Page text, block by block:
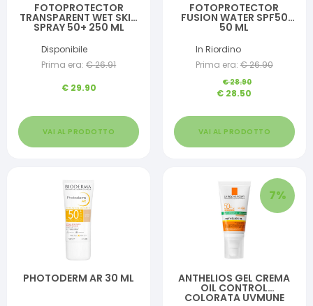
FOTOPROTECTOR
TRANSPARENT WET SKIN
SPRAY 50+ 250 ML
Disponibile
Prima era: €26.91
€ 29.90
VAI AL PRODOTTO
FOTOPROTECTOR
FUSION WATER SPF50
50 ML
In Riordino
Prima era: €26.90
€28.90
€ 28.50
VAI AL PRODOTTO
PHOTODERM AR 30 ML
7%
ANTHELIOS GEL CREMA
OIL CONTROL
COLORATA UVMUNE